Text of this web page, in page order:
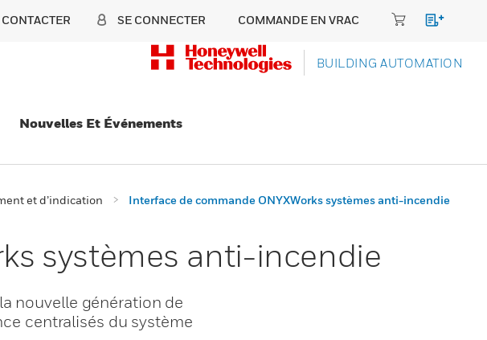
CONTACTER SE CONNECTER COMMANDE EN VRAC
BUILDING AUTOMATION
Nouvelles Et Événements
et d’indication Interface de commande ONYXWorks systèmes anti-incendie
systèmes anti-incendie
nouvelle génération de
centralisés du système